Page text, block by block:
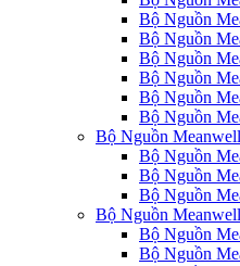
Bộ Nguồn
Bộ Nguồn
Bộ Nguồn
Bộ Nguồn
Bộ Nguồn
Bộ Nguồn
Bộ Nguồn
Bộ Nguồn
Bộ Nguồn
Bộ Nguồn
Bộ Nguồn
Bộ Nguồn
Bộ Nguồn